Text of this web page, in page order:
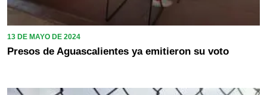
13 DE MAYO DE 2024
Presos de Aguascalientes ya emitieron su voto